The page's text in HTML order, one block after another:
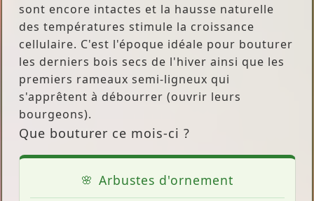
sont encore intactes et la hausse naturelle
des températures stimule la croissance
cellulaire. C'est l'époque idéale pour bouturer
les derniers bois secs de l'hiver ainsi que les
premiers rameaux semi-ligneux qui
s'apprêtent à débourrer (ouvrir leurs
bourgeons).
Que bouturer ce mois-ci ?
Arbustes d'ornement